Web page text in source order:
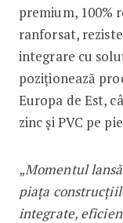
premium, 100%
ranforsat,
integrare cu
poziționează
Europa de Est,
zinc și PVC pe
„Momentul
piața
integrate,